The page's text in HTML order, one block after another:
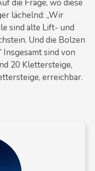
die Frage, wo diese
lächelnd: „Wir
sind alte Lift- und
Und die Bolzen
Insgesamt sind von
20 Klettersteige,
erreichbar.